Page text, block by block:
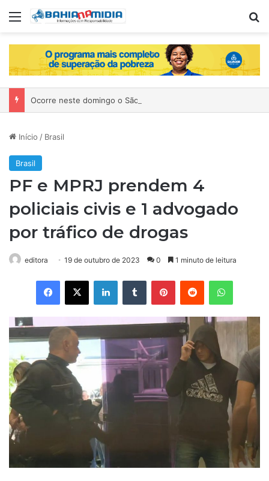
Menu
Início / Brasil
Brasil
PF e MPRJ prendem 4
policiais civis e 1 advogado
por tráfico de drogas
editora 19 de outubro de 2023 0 1 minuto de leitura